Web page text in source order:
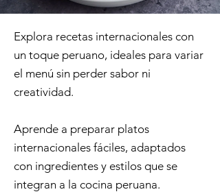
Explora recetas internacionales con
un toque peruano, ideales para variar
el menú sin perder sabor ni
creatividad.
Aprende a preparar platos
internacionales fáciles, adaptados
con ingredientes y estilos que se
integran a la cocina peruana.